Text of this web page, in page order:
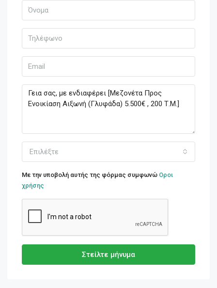
Επιλέξτε
Με την υποβολή αυτής της φόρμας συμφωνώ Οροι
χρήσης
Στείλτε μήνυμα